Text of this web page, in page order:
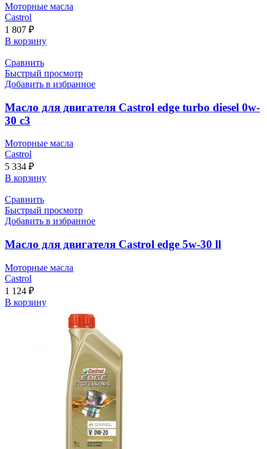
Моторные масла
Castrol
1 807 ₽
В корзину
Сравнить
Быстрый просмотр
Добавить в избранное
Масло для двигателя Castrol edge turbo diesel 0w-
30 c3
Моторные масла
Castrol
5 334 ₽
В корзину
Сравнить
Быстрый просмотр
Добавить в избранное
Масло для двигателя Castrol edge 5w-30 ll
Моторные масла
Castrol
1 124 ₽
В корзину